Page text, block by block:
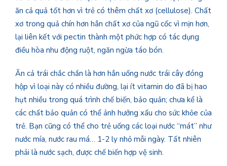
ăn cả quả tốt hơn vì trẻ có thêm chất xơ (cellulose). Chất
xơ trong quả chín hơn hẳn chất xơ của ngũ cốc vì mịn hơn,
lại liên kết với pectin thành một phức hợp có tác dụng
điều hòa nhu động ruột, ngăn ngừa táo bón.
Ăn cả trái chắc chắn là hơn hẳn uống nước trái cây đóng
hộp vì loại này có nhiều đường, lại ít vitamin do đã bị hao
hụt nhiều trong quá trình chế biến, bảo quản; chưa kể là
các chất bảo quản có thể ảnh hưởng xấu cho sức khỏe của
trẻ. Bạn cũng có thể cho trẻ uống các loại nước “mát” như
nước mía, nước rau má… 1-2 ly nhỏ mỗi ngày. Tất nhiên
phải là nước sạch, được chế biến hợp vệ sinh.